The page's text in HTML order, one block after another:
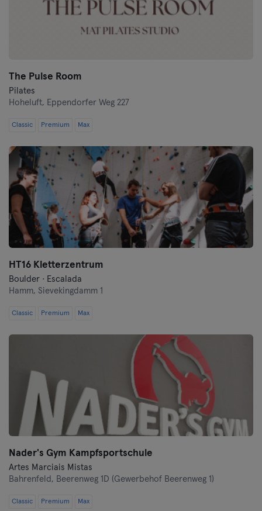
The Pulse Room
Pilates
Hoheluft, Eppendorfer Weg 227
Classic Premium Max
HT16 Kletterzentrum
Boulder · Escalada
Hamm, Sievekingdamm 1
Classic Premium Max
Nader's Gym Kampfsportschule
Artes Marciais Mistas
Bahrenfeld, Beerenweg 1D (Gewerbehof Beerenweg 1)
Classic Premium Max